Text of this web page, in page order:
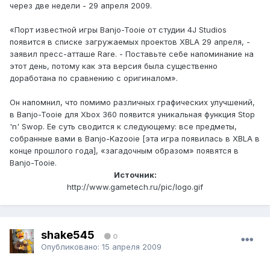
через две недели - 29 апреля 2009.
«Порт известной игры Banjo-Tooie от студии 4J Studios
появится в списке загружаемых проектов XBLA 29 апреля, -
заявил пресс-атташе Rare. - Поставьте себе напоминание на
этот день, потому как эта версия была существенно
доработана по сравнению с оригиналом».
Он напомнил, что помимо различных графических улучшений,
в Banjo-Tooie для Xbox 360 появится уникальная функция Stop
'n' Swop. Ее суть сводится к следующему: все предметы,
собранные вами в Banjo-Kazooie [эта игра появилась в XBLA в
конце прошлого года], «загадочным образом» появятся в
Banjo-Tooie.
Источник:
http://www.gametech.ru/pic/logo.gif
shake545 0
Опубликовано: 15 апреля 2009